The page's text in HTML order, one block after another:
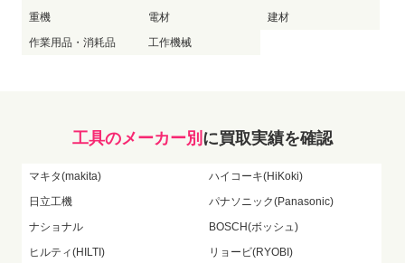
重機
電材
建材
作業用品・消耗品
工作機械
工具のメーカー別 に買取実績を確認
マキタ(makita)
ハイコーキ(HiKoki)
日立工機
パナソニック(Panasonic)
ナショナル
BOSCH(ボッシュ)
ヒルティ(HILTI)
リョービ(RYOBI)